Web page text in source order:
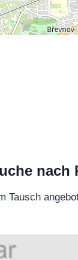
nach
Tausch